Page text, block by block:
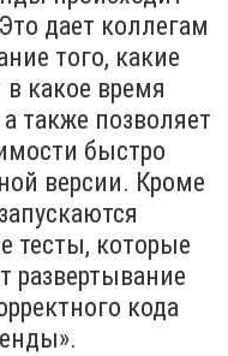
дает коллегам
того, какие
какое время
также позволяет
быстро
версии. Кроме
тесты, которые
развертывание
кода